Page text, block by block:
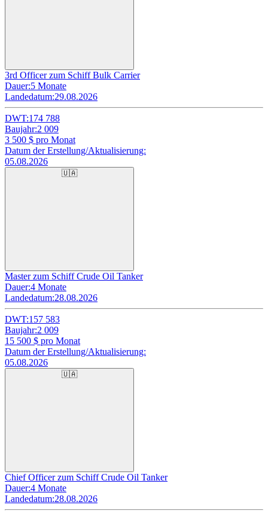
3rd Officer zum Schiff Bulk Carrier
Dauer:5 Monate
Landedatum:29.08.2026
DWT:174 788
Baujahr:2 009
3 500 $ pro Monat
Datum der Erstellung/Aktualisierung:
05.08.2026
🇺🇦
Master zum Schiff Crude Oil Tanker
Dauer:4 Monate
Landedatum:28.08.2026
DWT:157 583
Baujahr:2 009
15 500 $ pro Monat
Datum der Erstellung/Aktualisierung:
05.08.2026
🇺🇦
Chief Officer zum Schiff Crude Oil Tanker
Dauer:4 Monate
Landedatum:28.08.2026